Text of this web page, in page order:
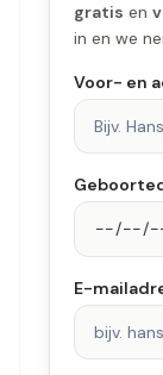
gratis en
in en we
Voor- en
E-